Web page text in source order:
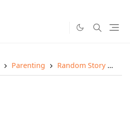
Parenting Random Story